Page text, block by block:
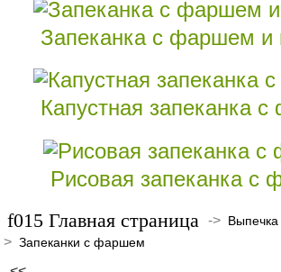
Запеканка с фаршем и
Капустная запеканка
Рисовая запеканка с
Главная страница -> Выпечка
>Запеканки с фаршем